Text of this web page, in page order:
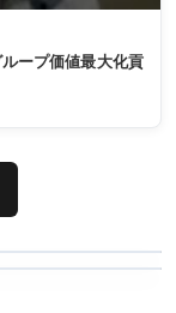
ープ価値最大化貢